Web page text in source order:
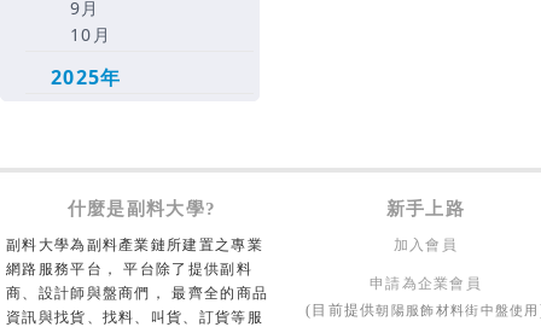
9月
10月
2025年
什麼是副料大學? 新手上路
副料大學為副料產業鏈所建置之專業
網路服務平台， 平台除了提供副料
商、設計師與盤商們， 最齊全的商品
資訊與找貨、找料、叫貨、訂貨等服
加入會員
申請為企業會員
(目前提供朝陽服飾材料街中盤使用